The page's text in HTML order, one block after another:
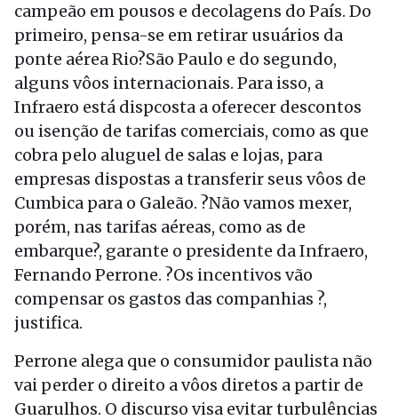
campeão em pousos e decolagens do País. Do
primeiro, pensa-se em retirar usuários da
ponte aérea Rio?São Paulo e do segundo,
alguns vôos internacionais. Para isso, a
Infraero está dispcosta a oferecer descontos
ou isenção de tarifas comerciais, como as que
cobra pelo aluguel de salas e lojas, para
empresas dispostas a transferir seus vôos de
Cumbica para o Galeão. ?Não vamos mexer,
porém, nas tarifas aéreas, como as de
embarque?, garante o presidente da Infraero,
Fernando Perrone. ?Os incentivos vão
compensar os gastos das companhias ?,
justifica.
Perrone alega que o consumidor paulista não
vai perder o direito a vôos diretos a partir de
Guarulhos. O discurso visa evitar turbulências